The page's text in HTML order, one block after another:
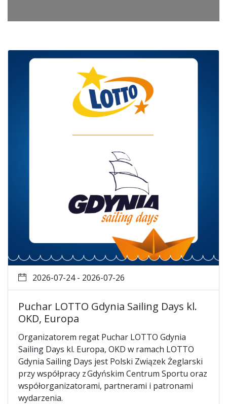
2026-07-24 - 2026-07-26
Puchar LOTTO Gdynia Sailing Days kl.
OKD, Europa
Organizatorem regat Puchar LOTTO Gdynia
Sailing Days kl. Europa, OKD w ramach LOTTO
Gdynia Sailing Days jest Polski Związek Żeglarski
przy współpracy z Gdyńskim Centrum Sportu oraz
współorganizatorami, partnerami i patronami
wydarzenia.